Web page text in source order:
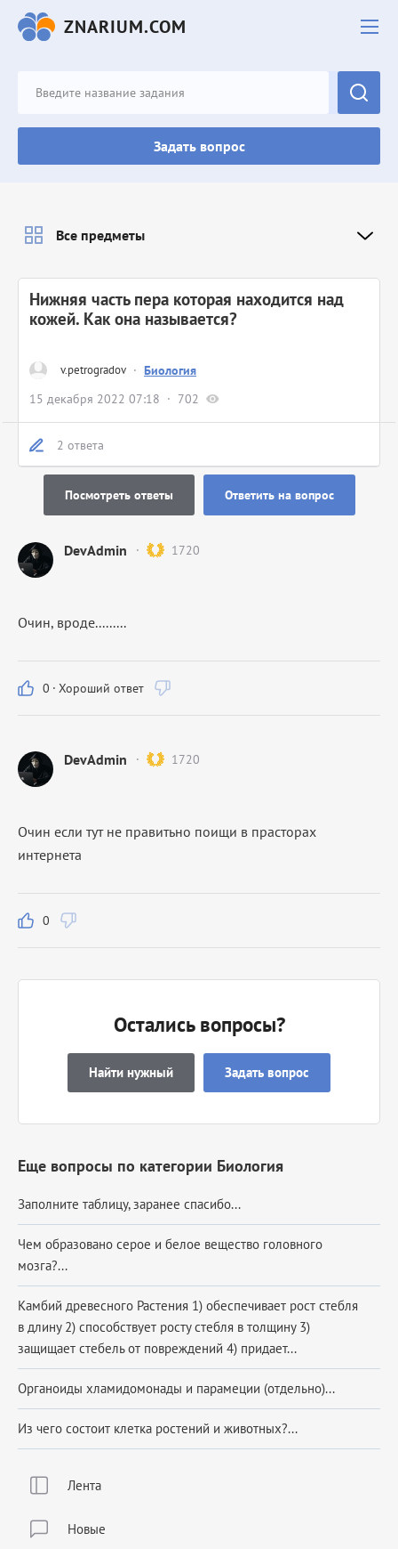
ZNARIUM.COM
Задать вопрос
Лента
Новые
v.petrogradov · Биология
15 декабря 2022 07:18
702
Нижняя часть пера которая находится над
кожей. Как она называется?
2 ответа
Посмотреть ответы Ответить на вопрос
DevAdmin 1720
Очин, вроде.........
0 · Хороший ответ
DevAdmin 1720
Очин если тут не правитьно поищи в прасторах
интернета
0
Остались вопросы?
Найти нужный Задать вопрос
Еще вопросы по категории Биология
Заполните таблицу, заранее спасибо...
Чем образовано серое и белое вещество головного
мозга?...
Камбий древесного Растения 1) обеспечивает рост стебля
в длину 2) способствует росту стебля в толщину 3)
защищает стебель от повреждений 4) придает...
Органоиды хламидомонады и парамеции (отдельно)...
Из чего состоит клетка ростений и животных?...
Все предметы